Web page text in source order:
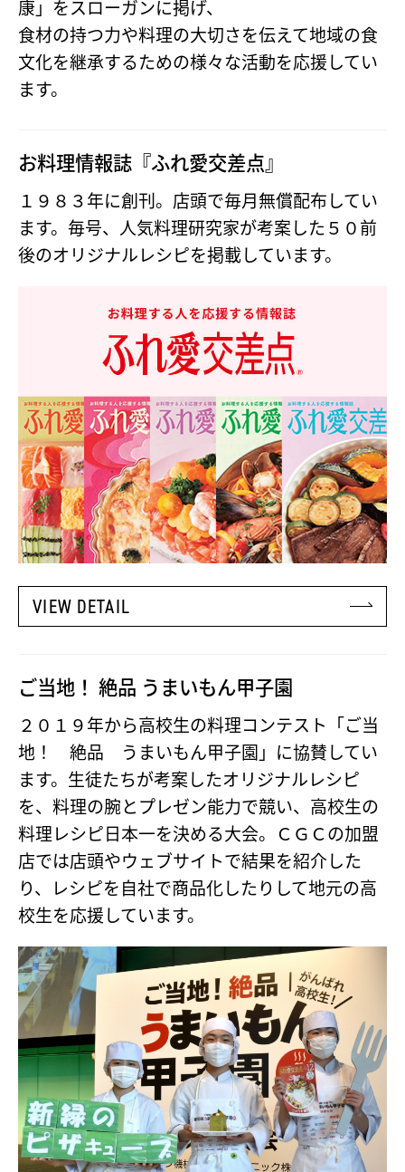
康」をスローガンに掲げ、
食材の持つ力や料理の大切さを伝えて地域の食
文化を継承するための様々な活動を応援してい
ます。
お料理情報誌『ふれ愛交差点』
１９８３年に創刊。店頭で毎月無償配布してい
ます。毎号、人気料理研究家が考案した５０前
後のオリジナルレシピを掲載しています。
VIEW DETAIL
ご当地！ 絶品 うまいもん甲子園
２０１９年から高校生の料理コンテスト「ご当
地！ 絶品 うまいもん甲子園」に協賛してい
ます。生徒たちが考案したオリジナルレシピ
を、料理の腕とプレゼン能力で競い、高校生の
料理レシピ日本一を決める大会。ＣＧＣの加盟
店では店頭やウェブサイトで結果を紹介した
り、レシピを自社で商品化したりして地元の高
校生を応援しています。